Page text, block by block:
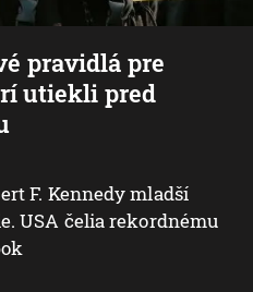
pravidlá pre
utiekli pred
F. Kennedy mladší
USA čelia rekordnému